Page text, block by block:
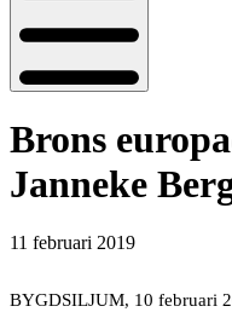
Brons
Janneke
11 februari 2019
BYGDSILJUM, 10 februari